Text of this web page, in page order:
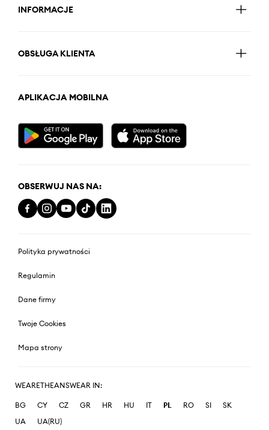
INFORMACJE
OBSŁUGA KLIENTA
APLIKACJA MOBILNA
OBSERWUJ NAS NA:
Polityka prywatności
Regulamin
Dane firmy
Twoje Cookies
Mapa strony
WEARETHEANSWEAR IN:
BG CY CZ GR HR HU IT PL RO SI
SK
UA
UA(RU)